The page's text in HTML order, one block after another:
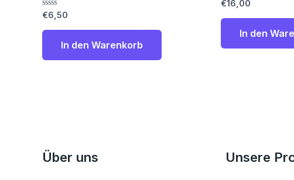
Bewertet
0
€6,50
In den Warenkorb
Bewertet
0
€16,00
In den
Über uns Unsere